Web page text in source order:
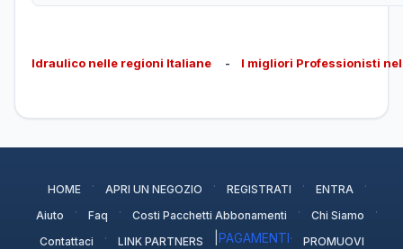
Idraulico nelle regioni Italiane - I migliori Professionisti
HOME · APRI UN NEGOZIO · REGISTRATI · ENTRA ·
Aiuto · Faq · Costi Pacchetti Abbonamenti · Chi Siamo ·
Contattaci · LINK PARTNERS PAGAMENTI· PROMUOVI